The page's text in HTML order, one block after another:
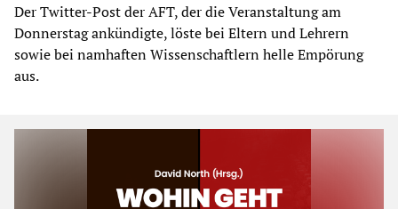
Der Twitter-Post der AFT, der die Veranstaltung am
Donnerstag ankündigte, löste bei Eltern und Lehrern
sowie bei namhaften Wissenschaftlern helle Empörung
aus.